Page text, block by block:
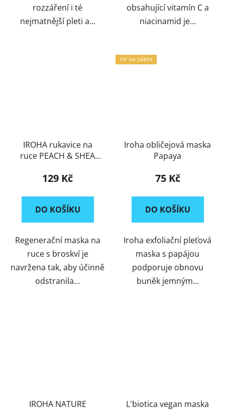
rozzáření i té
nejmatnější pleti a...
obsahující vitamín C a
niacinamid je...
IROHA rukavice na
ruce PEACH & SHEA
129 Kč
DO KOŠÍKU
Regenerační maska na
ruce s broskví je
navržena tak, aby účinně
odstranila...
TIP NA DÁREK
Iroha obličejová maska
Papaya
75 Kč
DO KOŠÍKU
Iroha exfoliační pleťová
maska s papájou
podporuje obnovu
buněk jemným...
IROHA NATURE
L'biotica vegan maska